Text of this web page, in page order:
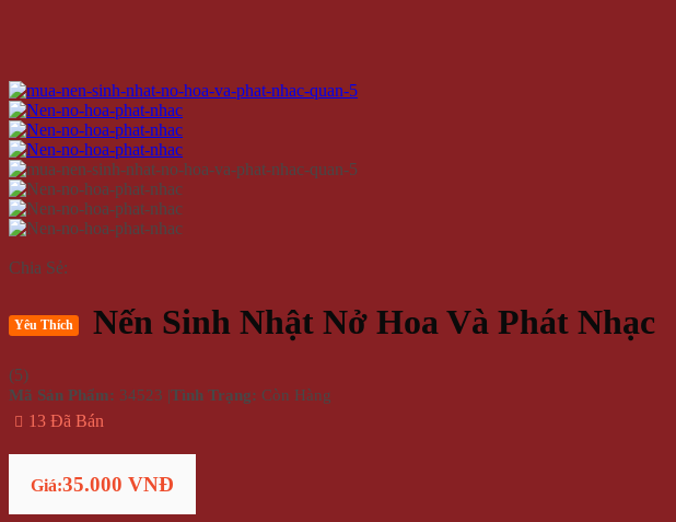
Chia Sẻ:
Yêu Thích Nến Sinh Nhật Nở Hoa Và Phát Nhạc
(5)
Mã Sản Phẩm: 34523 |Tình Trạng: Còn Hàng
13 Đã Bán
Giá:35.000 VNĐ